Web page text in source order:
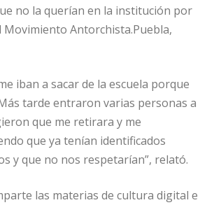
no la querían en la institución por
Antorchista.Puebla,
iban a sacar de la escuela porque
tarde entraron varias personas a
que me retirara y me
que ya tenían identificados
y que no nos respetarían”, relató.
las materias de cultura digital e